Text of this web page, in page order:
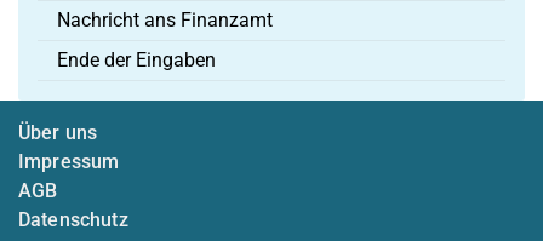
Nachricht ans Finanzamt
Ende der Eingaben
Über uns
Impressum
AGB
Datenschutz